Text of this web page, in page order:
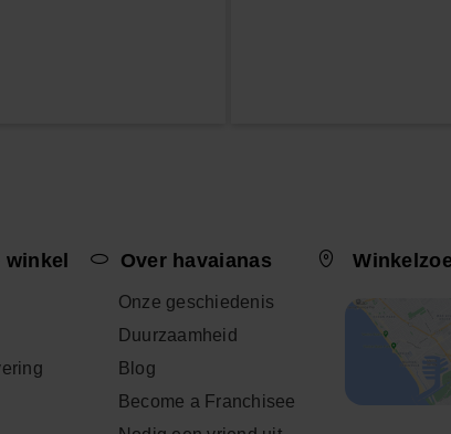
Over havaianas
Onze geschiedenis
Duurzaamheid
Blog
Become a Franchisee